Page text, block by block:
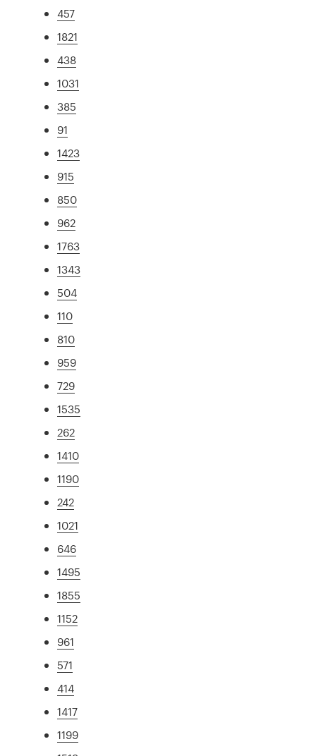
457
1821
438
1031
385
91
1423
915
850
962
1763
1343
504
110
810
959
729
1535
262
1410
1190
242
1021
646
1495
1855
1152
961
571
414
1417
1199